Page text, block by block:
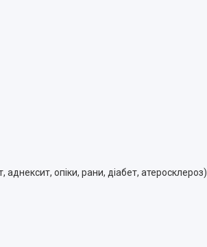
аднексит, опіки, рани, діабет, атеросклероз)